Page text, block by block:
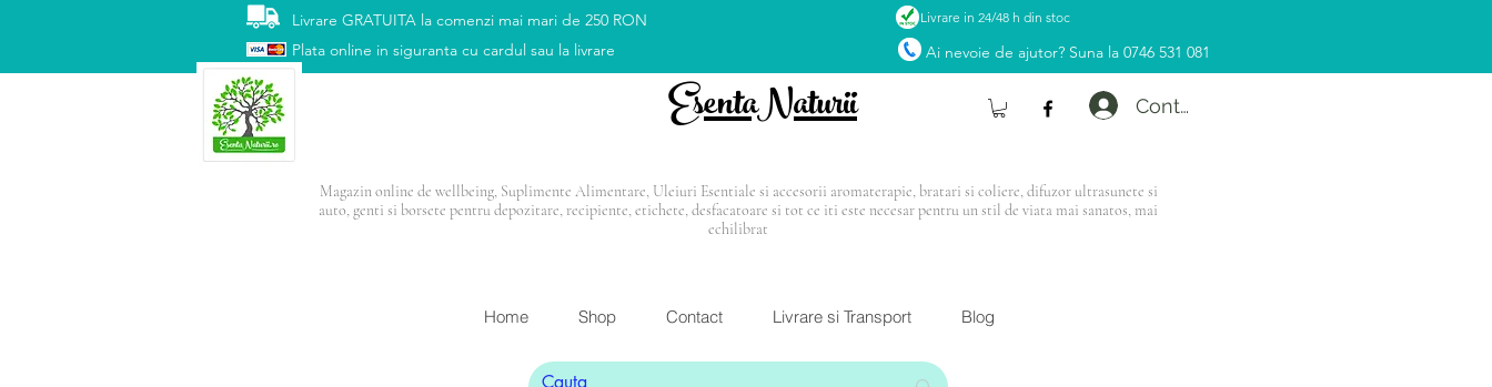
Livrare GRATUITA la comenzi mai mari de 250 RON
Plata online in siguranta cu cardul sau la livrare
Livrare in 24/48 h din stoc
Ai nevoie de ajutor? Suna la 0746 531 081
EsentaNaturii Contul tau
Magazin online de wellbeing, Suplimente Alimentare, Uleiuri Esentiale si accesorii aromaterapie, bratari si coliere, difuzor ultrasunete si
auto, genti si borsete pentru depozitare, recipiente, etichete, desfacatoare si tot ce iti este necesar pentru un stil de viata mai sanatos, mai
echilibrat
Home Shop Contact Livrare si Transport Blog